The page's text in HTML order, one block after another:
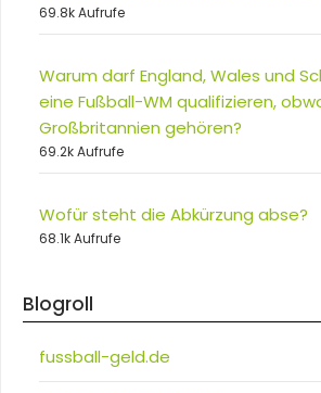
69.8k Aufrufe
Warum darf England, Wales und
eine Fußball-WM qualifizieren,
Großbritannien gehören?
69.2k Aufrufe
Wofür steht die Abkürzung abse?
68.1k Aufrufe
Blogroll
fussball-geld.de